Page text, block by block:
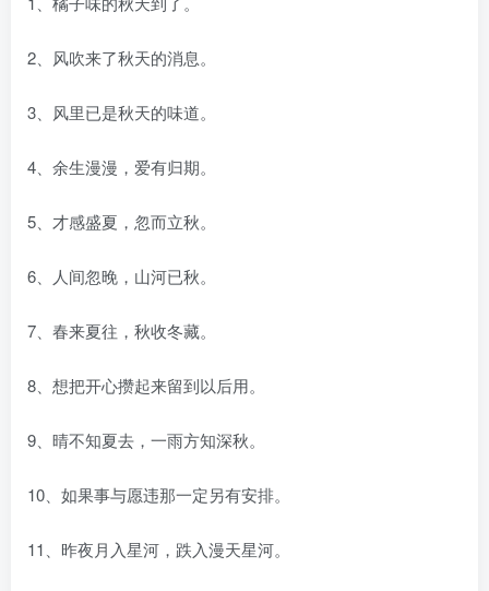
2、风吹来了秋天的消息。
3、风里已是秋天的味道。
4、余生漫漫，爱有归期。
5、才感盛夏，忽而立秋。
6、人间忽晚，山河已秋。
7、春来夏往，秋收冬藏。
8、想把开心攒起来留到以后用。
9、晴不知夏去，一雨方知深秋。
10、如果事与愿违那一定另有安排。
11、昨夜月入星河，跌入漫天星河。